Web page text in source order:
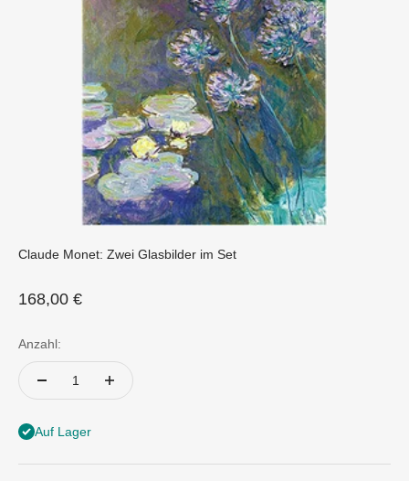
Claude Monet: Zwei Glasbilder im Set
Angebot
168,00 €
Anzahl:
Auf Lager